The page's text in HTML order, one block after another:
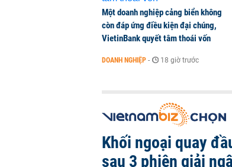
Một doanh nghiệp cảng biển không
còn đáp ứng điều kiện đại chúng,
VietinBank quyết tâm thoái vốn
DOANH NGHIỆP - 18 giờ trước
Khối ngoại quay
sau 3 phiên giải